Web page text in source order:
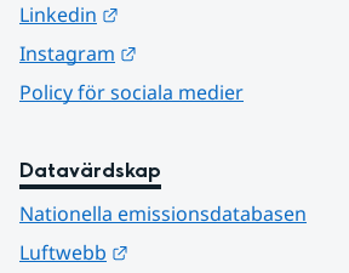
Linkedin
Instagram
Policy för sociala medier
Datavärdskap
Nationella emissionsdatabasen
Luftwebb